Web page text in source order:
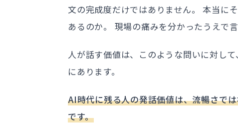
文の完成度だけではありません。 本当に
あるのか。 現場の痛みを分かったうえで言
人が話す価値は、このような問いに対し
にあります。
AI時代に残る人の発話価値は、流暢さで
です。